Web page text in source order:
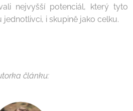
nejvyšší potenciál, který tyto
i skupině jako celku.
článku: